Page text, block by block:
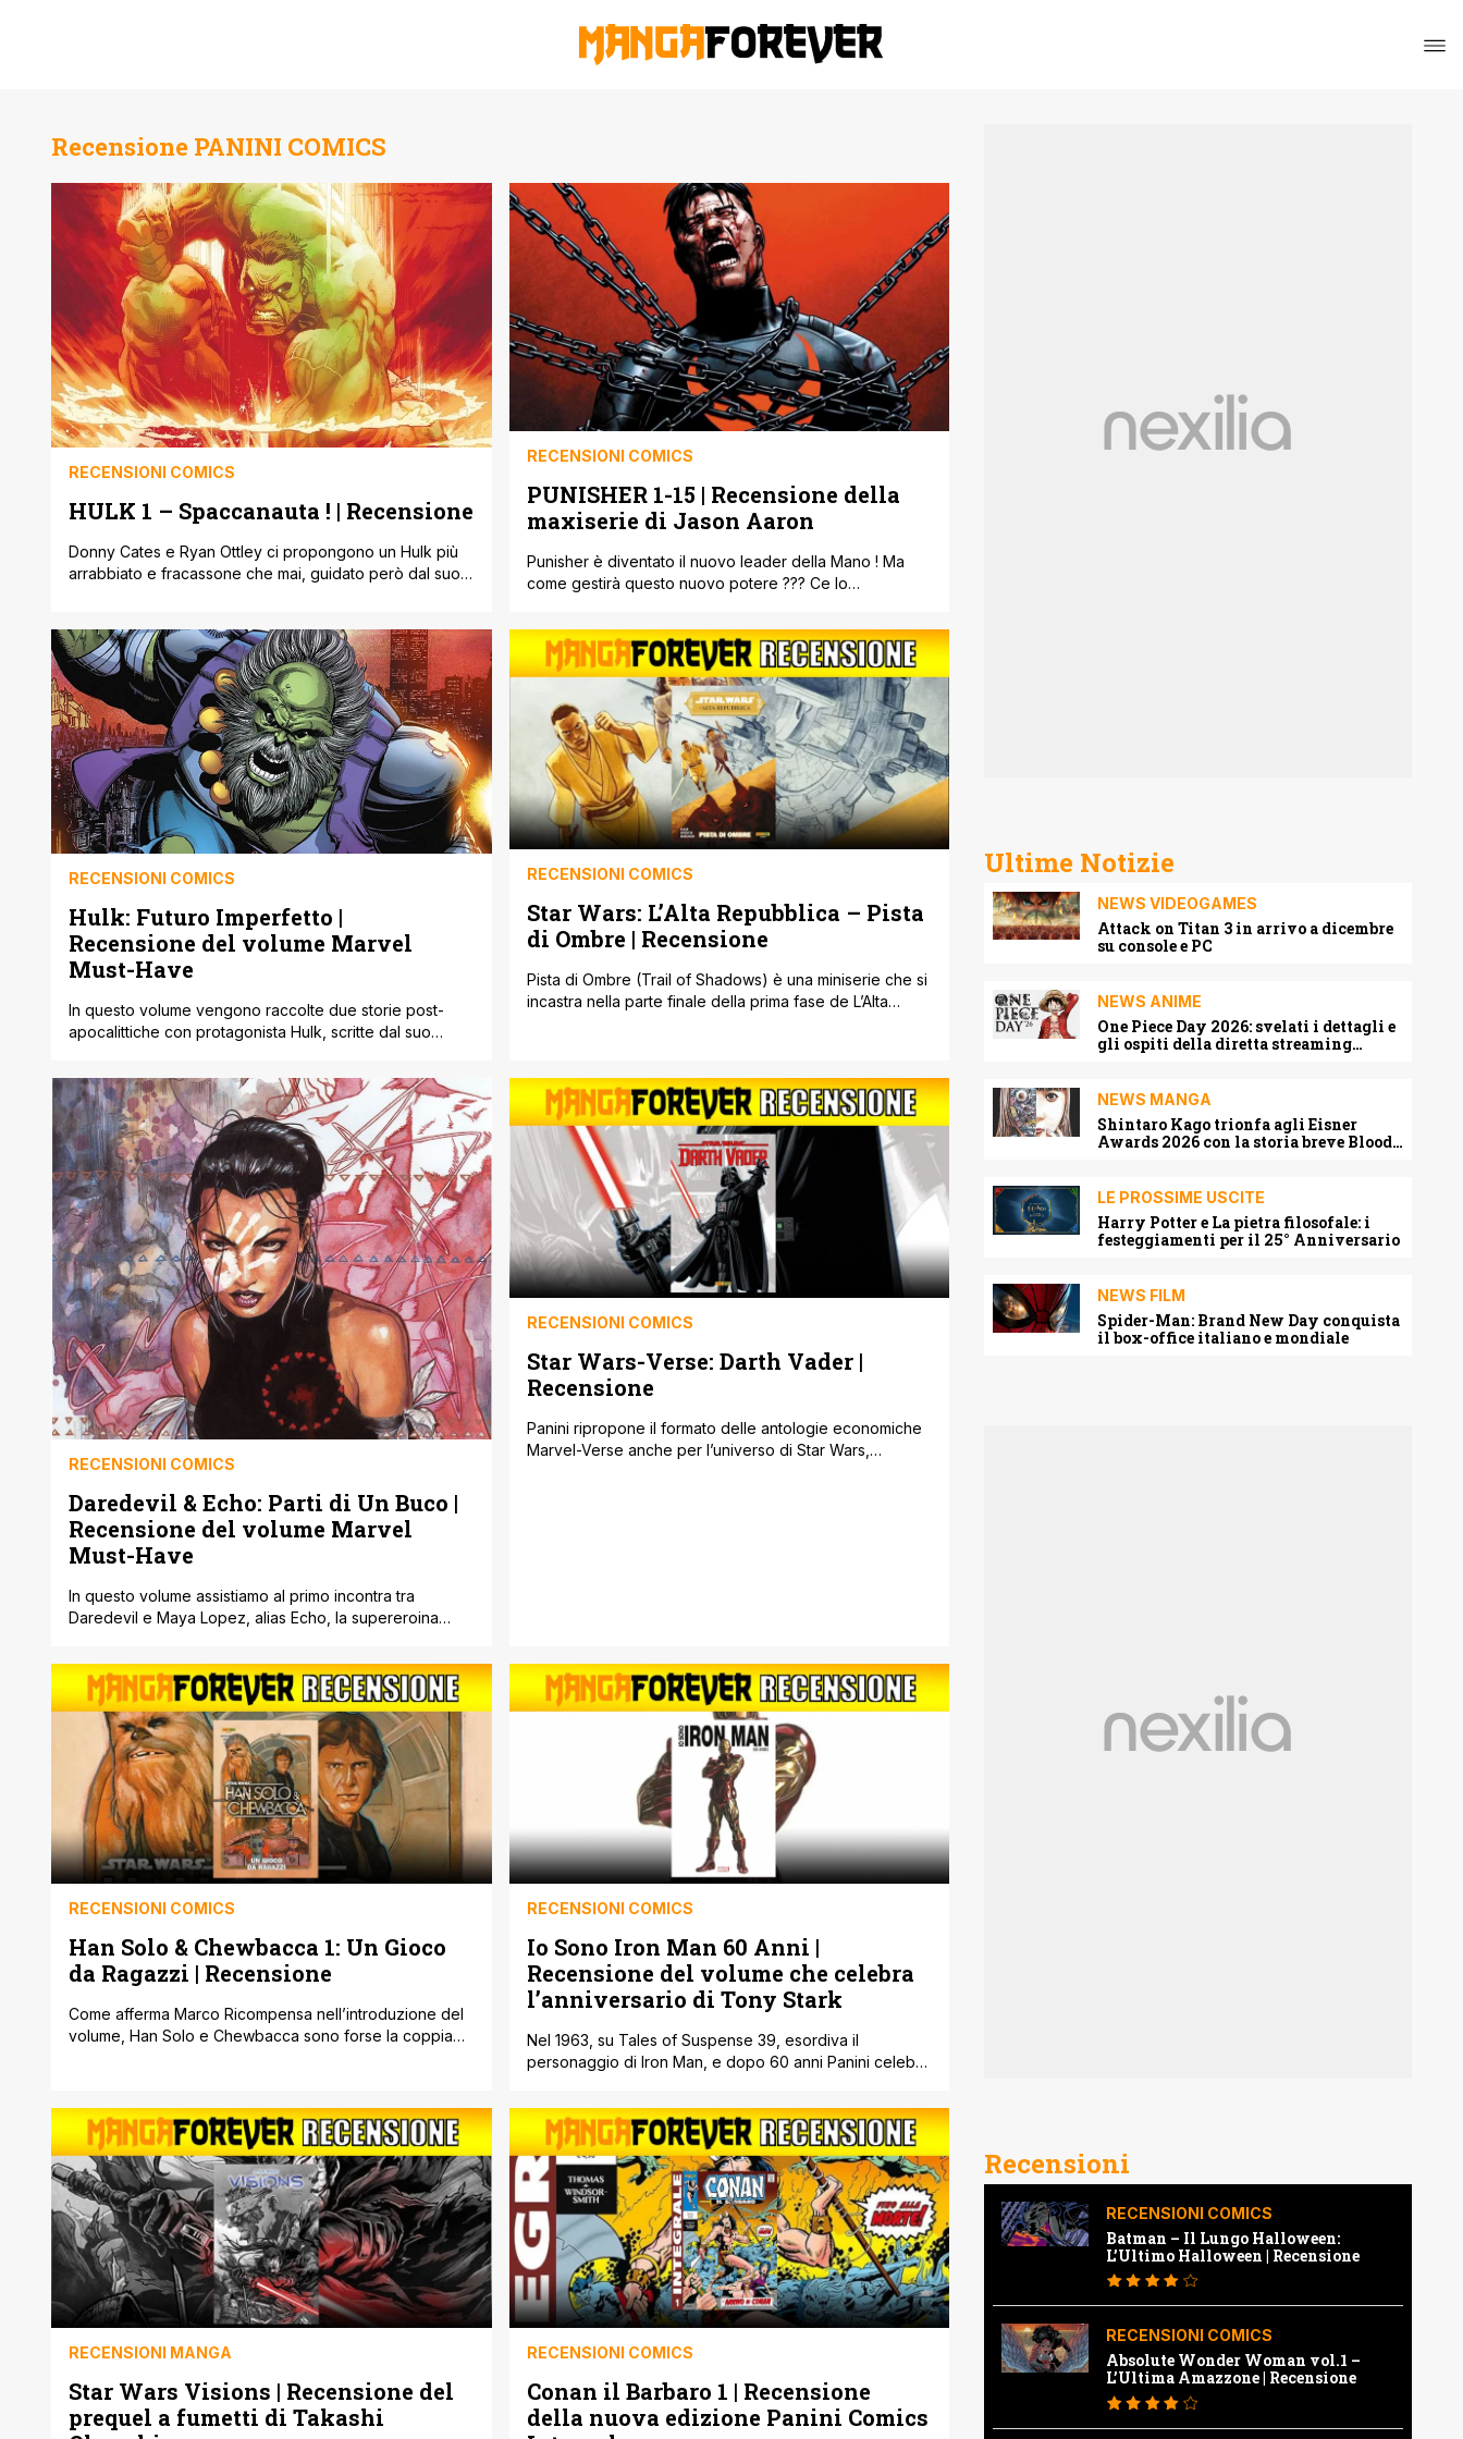
Recensione PANINI COMICS
RECENSIONI COMICS
HULK 1 – Spaccanauta ! | Recensione
Donny Cates e Ryan Ottley ci propongono un Hulk più
arrabbiato e fracassone che mai, guidato però dal suo
RECENSIONI COMICS
PUNISHER 1-15 | Recensione della
maxiserie di Jason Aaron
Punisher è diventato il nuovo leader della Mano ! Ma
come gestirà questo nuovo potere ??? Ce lo
un emozionante viaggio tra presente e passato, che
scaverà nel profondo dell’animo di Frank Castle !
RECENSIONI COMICS
Hulk: Futuro Imperfetto |
Recensione del volume Marvel
Must-Have
In questo volume vengono raccolte due storie post-
apocalittiche con protagonista Hulk, scritte dal suo
assoluti come George Perez e Dale Keown !
RECENSIONI COMICS
Star Wars: L’Alta Repubblica – Pista
di Ombre | Recensione
Pista di Ombre (Trail of Shadows) è una miniserie che si
incastra nella parte finale della prima fase de L’Alta
anche su Disney+ con la serie per bambini Young Jedi
Adventures, ambientata in [']
RECENSIONI COMICS
Daredevil & Echo: Parti di Un Buco |
Recensione del volume Marvel
Must-Have
In questo volume assistiamo al primo incontra tra
Daredevil e Maya Lopez, alias Echo, la supereroina
Disney+ !
RECENSIONI COMICS
Star Wars-Verse: Darth Vader |
Recensione
Panini ripropone il formato delle antologie economiche
Marvel-Verse anche per l’universo di Star Wars,
RECENSIONI COMICS
Han Solo & Chewbacca 1: Un Gioco
da Ragazzi | Recensione
Come afferma Marco Ricompensa nell’introduzione del
volume, Han Solo e Chewbacca sono forse la coppia
Chewbacca pubblicata dalla Marvel, che è durata in
totale [']
RECENSIONI COMICS
Io Sono Iron Man 60 Anni |
Recensione del volume che celebra
l’anniversario di Tony Stark
Nel 1963, su Tales of Suspense 39, esordiva il
personaggio di Iron Man, e dopo 60 anni Panini celebra
personaggi più iconici della Marvel con una nuova
edizione del volume della collana “Io Sono…” Io Sono
Iron Man 60 Anni, rispetto all’ultima edizione uscita nel
2019, aggiunge una [']
RECENSIONI MANGA
Star Wars Visions | Recensione del
prequel a fumetti di Takashi
RECENSIONI COMICS
Conan il Barbaro 1 | Recensione
della nuova edizione Panini Comics
Ultime Notizie
NEWS VIDEOGAMES
Attack on Titan 3 in arrivo a dicembre
su console e PC
NEWS ANIME
One Piece Day 2026: svelati i dettagli e
gli ospiti della diretta streaming
NEWS MANGA
Shintaro Kago trionfa agli Eisner
Awards 2026 con la storia breve Blood
LE PROSSIME USCITE
Harry Potter e La pietra filosofale: i
festeggiamenti per il 25° Anniversario
NEWS FILM
Spider-Man: Brand New Day conquista
il box-office italiano e mondiale
Recensioni
RECENSIONI COMICS
Batman – Il Lungo Halloween:
L’Ultimo Halloween | Recensione
RECENSIONI COMICS
Absolute Wonder Woman vol.1 –
L’Ultima Amazzone | Recensione